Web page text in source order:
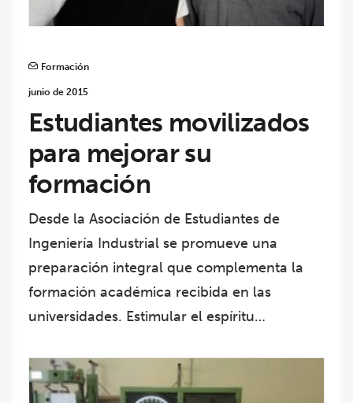
Formación
junio de 2015
Estudiantes movilizados
para mejorar su
formación
Desde la Asociación de Estudiantes de
Ingeniería Industrial se promueve una
preparación integral que complementa la
formación académica recibida en las
universidades. Estimular el espíritu…